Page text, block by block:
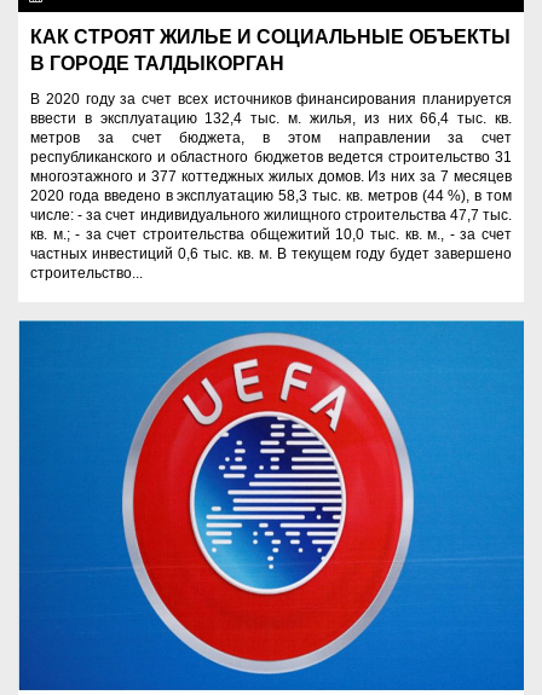
КАК СТРОЯТ ЖИЛЬЕ И СОЦИАЛЬНЫЕ ОБЪЕКТЫ
В ГОРОДЕ ТАЛДЫКОРГАН
В 2020 году за счет всех источников финансирования планируется
ввести в эксплуатацию 132,4 тыс. м. жилья, из них 66,4 тыс. кв.
метров за счет бюджета, в этом направлении за счет
республиканского и областного бюджетов ведется строительство 31
многоэтажного и 377 коттеджных жилых домов. Из них за 7 месяцев
2020 года введено в эксплуатацию 58,3 тыс. кв. метров (44 %), в том
числе: - за счет индивидуального жилищного строительства 47,7 тыс.
кв. м.; - за счет строительства общежитий 10,0 тыс. кв. м., - за счет
частных инвестиций 0,6 тыс. кв. м. В текущем году будет завершено
строительство...